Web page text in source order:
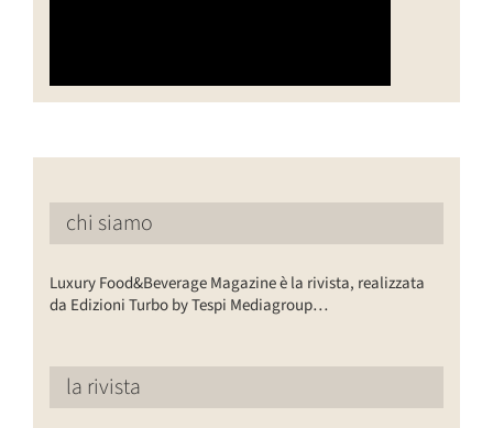
chi siamo
Luxury Food&Beverage Magazine è la rivista, realizzata
da Edizioni Turbo by Tespi Mediagroup…
la rivista